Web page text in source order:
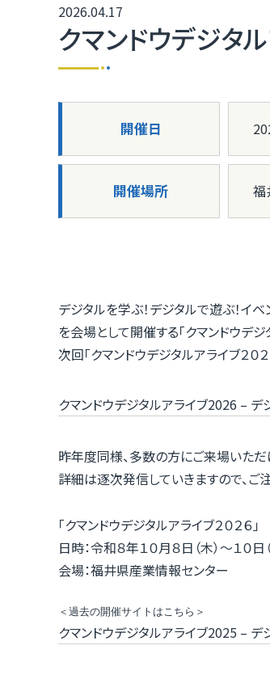
2026.04.17
クマンドウデジタ
開催日
開催場所 福
デジタルを学ぶ！デジタルで遊ぶ！イ
を会場として開催する「クマンドウデジ
次回「クマンドウデジタルアライブ２０
クマンドウデジタルアライブ2026 – デ
昨年度同様、多数の方にご来場いただ
詳細は逐次発信していきますので、ご
「クマンドウデジタルアライブ２０２６」
日時：令和８年１０月８日（木）～１０
会場：福井県産業情報センター
＜過去の開催サイトはこちら＞
クマンドウデジタルアライブ2025 – デ